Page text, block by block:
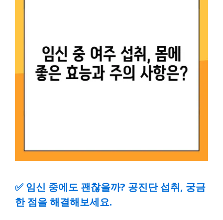
✅ 임신 중에도 괜찮을까? 공진단 섭취, 궁금
한 점을 해결해보세요.